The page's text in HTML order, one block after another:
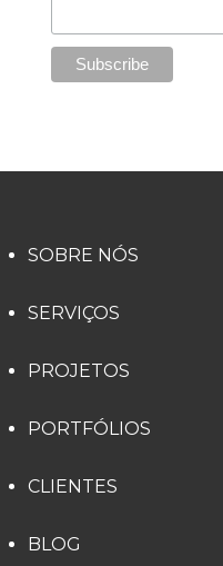
SOBRE NÓS
SERVIÇOS
PROJETOS
PORTFÓLIOS
CLIENTES
BLOG